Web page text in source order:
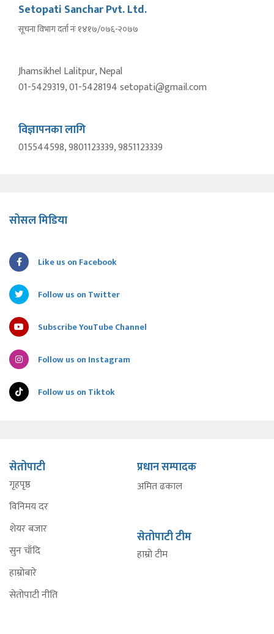
Setopati Sanchar Pvt. Ltd.
सूचना विभाग दर्ता नंः १४१७/०७६-२०७७
Jhamsikhel Lalitpur, Nepal
01-5429319, 01-5428194 setopati@gmail.com
विज्ञापनका लागि
015544598, 9801123339, 9851123339
सोसल मिडिया
Like us on Facebook
Follow us on Twitter
Subscribe YouTube Channel
Follow us on Instagram
Follow us on Tiktok
सेतोपाटी
गृहपृष्ठ
विनिमय दर
शेयर बजार
सुन चाँदि
हाम्रोबारे
सेतोपाटी नीति
प्रधान सम्पादक
अमित ढकाल
सेतोपाटी टीम
हाम्रो टीम